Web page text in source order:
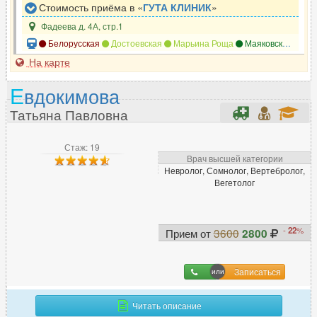
Реабилитолог 160
Реаниматолог
Ревматолог 123
Рентгенолог 258
Репродуктолог (ЭКО)
Рефлексотерапевт 245
73
4669
33
Стоимость приёма в «ГУТА КЛИНИК»
Фадеева д. 4А, стр.1
Белорусская
Достоевская Марьина Роща Маяковская
На карте
Стаж: 19
Врач высшей категории
Невролог, Сомнолог, Вертебролог,
Вегетолог
Прием от3600 2800 -22%
Записаться
Евдокимова
Татьяна Павловна
Читать описание